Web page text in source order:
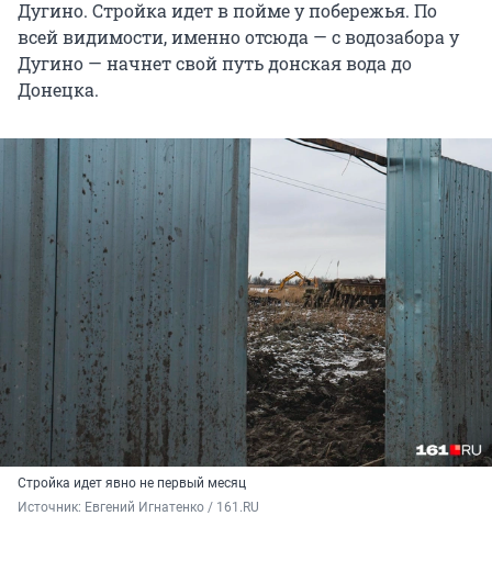
Дугино. Стройка идет в пойме у побережья. По
всей видимости, именно отсюда — с водозабора у
Дугино — начнет свой путь донская вода до
Донецка.
Стройка идет явно не первый месяц
Источник: Евгений Игнатенко / 161.RU